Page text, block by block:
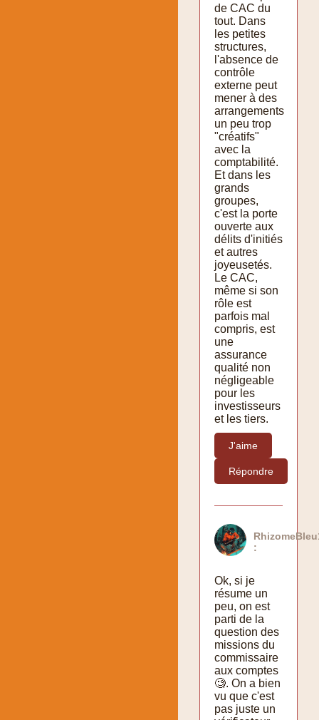
de CAC du
tout. Dans
les petites
structures,
l'absence de
contrôle
externe peut
mener à des
arrangements
un peu trop
"créatifs"
avec la
comptabilité.
Et dans les
grands
groupes,
c'est la porte
ouverte aux
délits d'initiés
et autres
joyeusetés.
Le CAC,
même si son
rôle est
parfois mal
compris, est
une
assurance
qualité non
négligeable
pour les
investisseurs
et les tiers.
J'aime
Répondre
:
Ok, si je
résume un
peu, on est
parti de la
question des
missions du
commissaire
aux comptes
🧐. On a bien
vu que c'est
pas juste un